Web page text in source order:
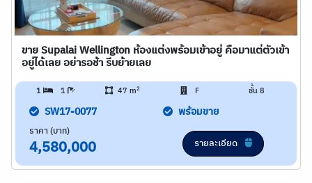
ขาย Supalai Wellington ห้องแต่งพร้อมเข้าอยู่ คือมาแต่ตัวเข้า
อยู่ได้เลย อย่ารอช้า รีบย้ายเลย
1 1 47 m2 F ชั้น 8
SW17-0077 พร้อมขาย
ราคา (บาท)
4,580,000 รายละเอียด